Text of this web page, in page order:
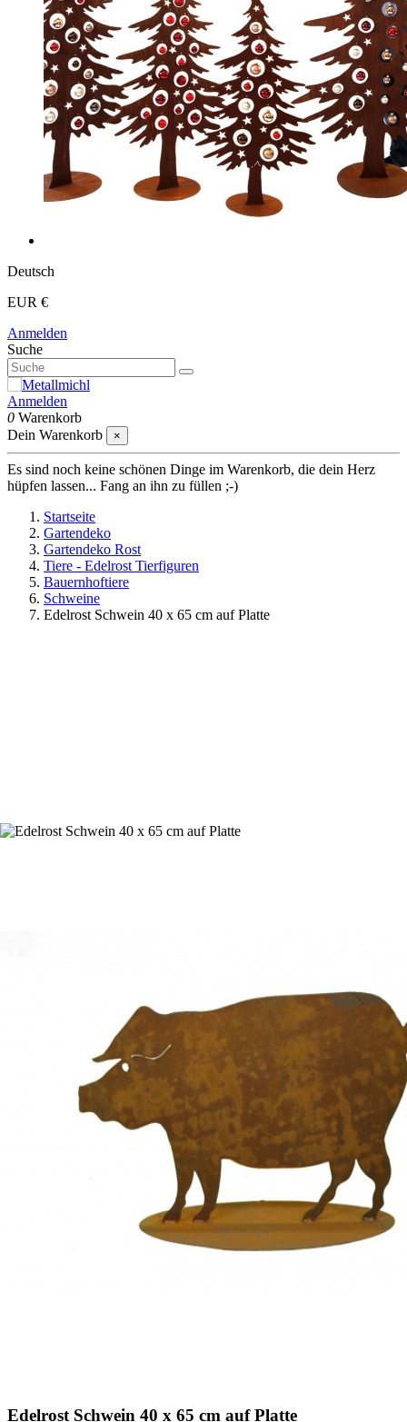
Deutsch
EUR €
Anmelden
Suche
Anmelden
0 Warenkorb
Dein Warenkorb
×
Es sind noch keine schönen Dinge im Warenkorb, die dein Herz
hüpfen lassen... Fang an ihn zu füllen ;-)
Startseite
Gartendeko
Gartendeko Rost
Tiere - Edelrost Tierfiguren
Bauernhoftiere
Schweine
Edelrost Schwein 40 x 65 cm auf Platte
Edelrost Schwein 40 x 65 cm auf Platte